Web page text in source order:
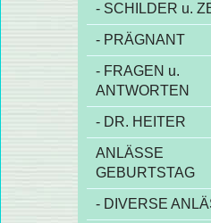
- SCHILDER u.
- PRÄGNANT
- FRAGEN u.
ANTWORTEN
- DR. HEITER
ANLÄSSE
GEBURTSTAG
- DIVERSE